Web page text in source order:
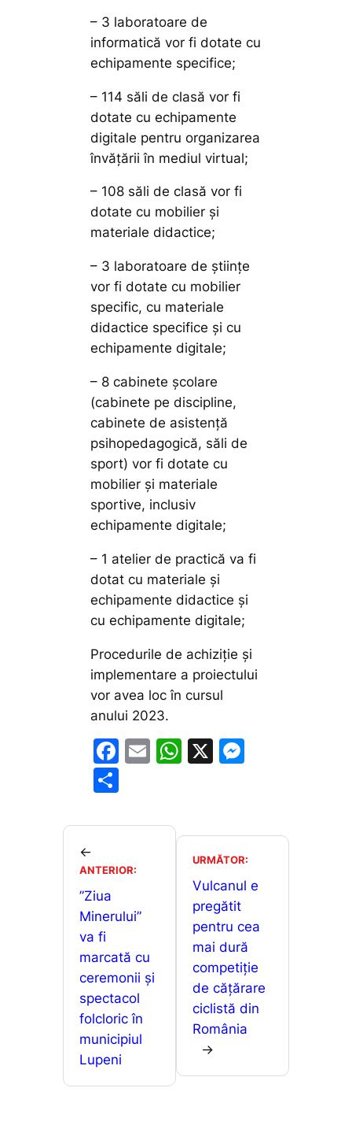
– 3 laboratoare de
informatică vor fi dotate cu
echipamente specifice;
– 114 săli de clasă vor fi
dotate cu echipamente
digitale pentru organizarea
învățării în mediul virtual;
– 108 săli de clasă vor fi
dotate cu mobilier și
materiale didactice;
– 3 laboratoare de științe
vor fi dotate cu mobilier
specific, cu materiale
didactice specifice și cu
echipamente digitale;
– 8 cabinete școlare
(cabinete pe discipline,
cabinete de asistență
psihopedagogică, săli de
sport) vor fi dotate cu
mobilier și materiale
sportive, inclusiv
echipamente digitale;
– 1 atelier de practică va fi
dotat cu materiale și
echipamente didactice și
cu echipamente digitale;
Procedurile de achiziție și
implementare a proiectului
vor avea loc în cursul
anului 2023.
F
e
o
k
E
l
W
A
p
p
X
e
n
er
ta
a
z
ă
←
ANTERIOR:
”Ziua
Minerului”
va fi
marcată cu
ceremonii și
spectacol
folcloric în
municipiul
Lupeni
URMĂTOR:
Vulcanul e
pregătit
pentru cea
mai dură
competiție
de cățărare
ciclistă din
România
→